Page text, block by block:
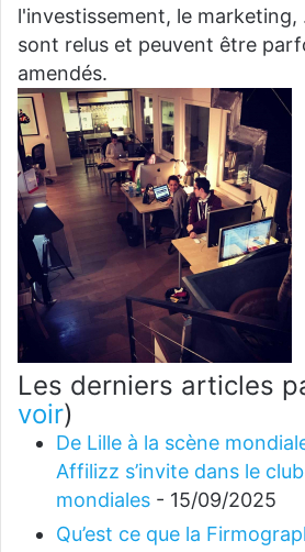
l'investissement, le marketing,
sont relus et peuvent être
amendés.
Les derniers articles
voir)
De Lille à la scène
Affilizz s’invite dans le
mondiales - 15/09/2025
Qu’est ce que la